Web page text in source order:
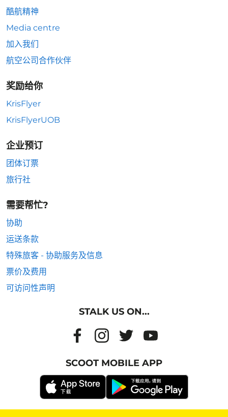
酷航精神
Media centre
加入我们
航空公司合作伙伴
奖励给你
KrisFlyer
KrisFlyerUOB
企业预订
团体订票
旅行社
需要帮忙?
协助
运送条款
特殊旅客 - 协助服务及信息
票价及费用
可访问性声明
STALK US ON...
SCOOT MOBILE APP